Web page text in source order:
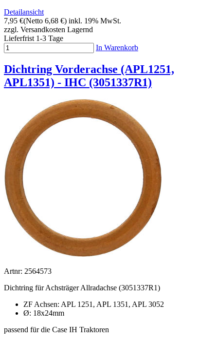
Detailansicht
7,95 €(Netto 6,68 €) inkl. 19% MwSt.
zzgl. Versandkosten Lagernd
Lieferfrist 1-3 Tage
In Warenkorb
Dichtring Vorderachse (APL1251,
APL1351) - IHC (3051337R1)
Artnr: 2564573
Dichtring für Achsträger Allradachse (3051337R1)
ZF Achsen: APL 1251, APL 1351, APL 3052
Ø: 18x24mm
passend für die Case IH Traktoren